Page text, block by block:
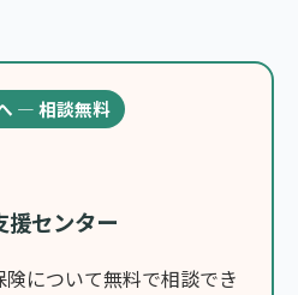
— 相談無料
援センター
について無料で相談でき